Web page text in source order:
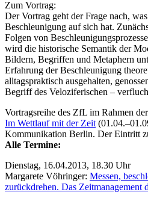
Zum Vortrag:
Der Vortrag geht der Frage nach,
Beschleunigung auf sich hat.
Folgen von
wird die historische Semantik der
Bildern, Begriffen und Metaphern
Erfahrung der Beschleunigung
alltagspraktisch ausgehalten,
Begriff des Veloziferischen –
Vortragsreihe des ZfL im Rahmen
Im Wettlauf mit der Zeit
Kommunikation Berlin. Der Eintritt
Alle Termine:
Dienstag, 16.04.2013, 18.30 Uhr
Margarete Vöhringer: Messen,
zurückdrehen. Das Zeitmanagement